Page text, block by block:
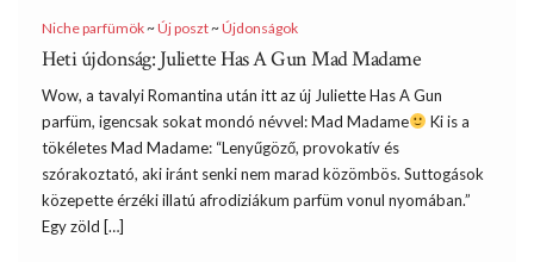
Niche parfümök~Új poszt~Újdonságok
Heti újdonság: Juliette Has A Gun Mad Madame
Wow, a tavalyi Romantina után itt az új Juliette Has A Gun
parfüm, igencsak sokat mondó névvel: Mad Madame
Ki is a
tökéletes Mad Madame: “Lenyűgöző, provokatív és
szórakoztató, aki iránt senki nem marad közömbös. Suttogások
közepette érzéki illatú afrodiziákum parfüm vonul nyomában.”
Egy zöld […]